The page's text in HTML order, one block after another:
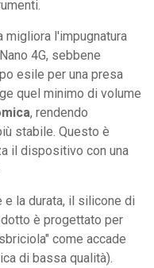
migliora l'impugnatura
4G, sebbene
esile per una presa
quel minimo di volume
, rendendo
stabile. Questo è
il dispositivo con una
la durata, il silicone di
è progettato per
come accade
di bassa qualità).